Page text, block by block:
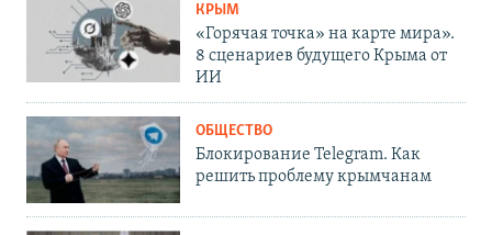
КРЫМ
«Горячая точка» на карте мира».
8 сценариев будущего Крыма от
ИИ
ОБЩЕСТВО
Блокирование Telegram. Как
решить проблему крымчанам